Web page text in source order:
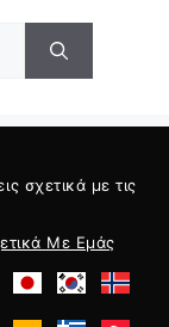
σχετικά με τις
Με Εμάς